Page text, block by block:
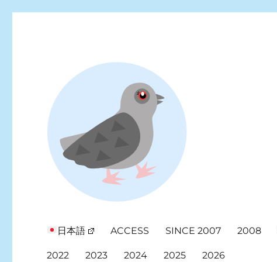
日本語 ACCESS SINCE 2007 2008
2022 2023 2024 2025 2026